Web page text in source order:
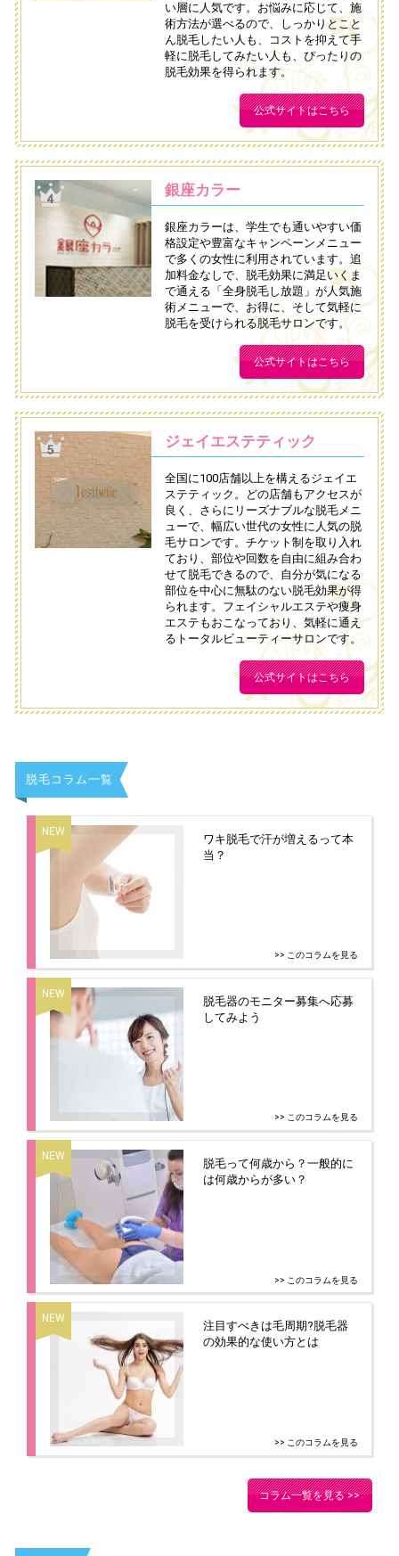
い層に人気です。お悩みに応じて、施
術方法が選べるので、しっかりとこと
ん脱毛したい人も、コストを抑えて手
軽に脱毛してみたい人も、ぴったりの
脱毛効果を得られます。
公式サイトはこちら
銀座カラー
銀座カラーは、学生でも通いやすい価
格設定や豊富なキャンペーンメニュー
で多くの女性に利用されています。追
加料金なしで、脱毛効果に満足いくま
で通える「全身脱毛し放題」が人気施
術メニューで、お得に、そして気軽に
脱毛を受けられる脱毛サロンです。
公式サイトはこちら
ジェイエステティック
全国に100店舗以上を構えるジェイエ
ステティック。どの店舗もアクセスが
良く、さらにリーズナブルな脱毛メニ
ューで、幅広い世代の女性に人気の脱
毛サロンです。チケット制を取り入れ
ており、部位や回数を自由に組み合わ
せて脱毛できるので、自分が気になる
部位を中心に無駄のない脱毛効果が得
られます。フェイシャルエステや痩身
エステもおこなっており、気軽に通え
るトータルビューティーサロンです。
公式サイトはこちら
脱毛コラム一覧
ワキ脱毛で汗が増えるって本
当？
>> このコラムを見る
脱毛器のモニター募集へ応募
してみよう
>> このコラムを見る
脱毛って何歳から？一般的に
は何歳からが多い？
>> このコラムを見る
注目すべきは毛周期?脱毛器
の効果的な使い方とは
>> このコラムを見る
コラム一覧を見る >>